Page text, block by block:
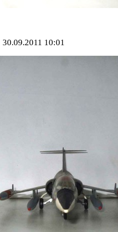
30.09.2011 10:01